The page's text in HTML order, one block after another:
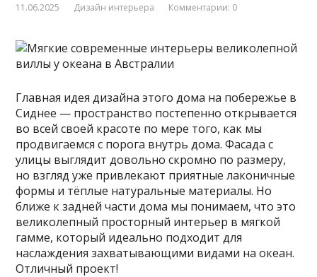
11.06.2025 Дизайн интерьера Комментарии: 0
Главная идея дизайна этого дома на побережье в
Сиднее — пространство постепенно открывается
во всей своей красоте по мере того, как мы
продвигаемся с порога внутрь дома. Фасада с
улицы выглядит довольно скромно по размеру,
но взгляд уже привлекают приятные лаконичные
формы и тёплые натуральные материалы. Но
ближе к задней части дома мы понимаем, что это
великолепный просторный интерьер в мягкой
гамме, который идеально подходит для
наслаждения захватывающими видами на океан.
Отличный проект!